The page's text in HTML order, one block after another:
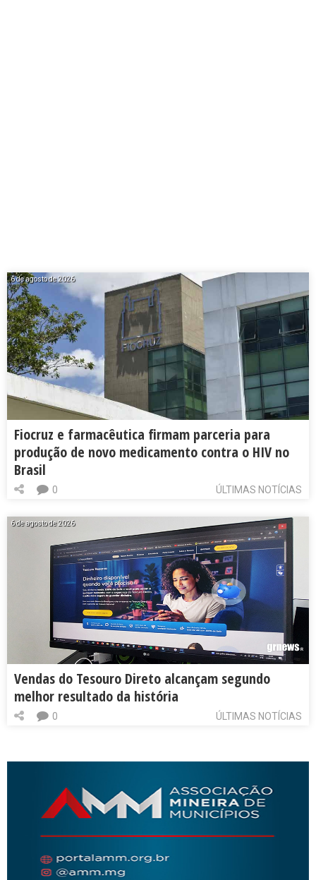
6 de agosto de 2026
Fiocruz e farmacêutica firmam parceria para
produção de novo medicamento contra o HIV no
Brasil
ÚLTIMAS NOTÍCIAS
0
6 de agosto de 2026
Vendas do Tesouro Direto alcançam segundo
melhor resultado da história
ÚLTIMAS NOTÍCIAS
0